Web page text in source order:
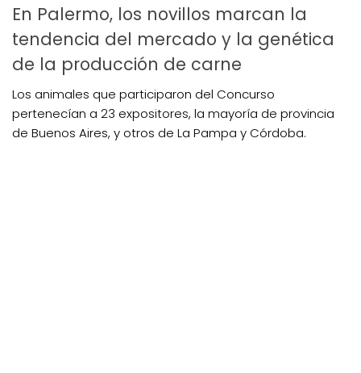
En Palermo, los novillos marcan la
tendencia del mercado y la genética
de la producción de carne
Los animales que participaron del Concurso
pertenecían a 23 expositores, la mayoría de provincia
de Buenos Aires, y otros de La Pampa y Córdoba.